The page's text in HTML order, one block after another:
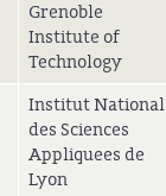
Grenoble
Institute of
Technology
Institut National
des Sciences
Appliquees de
Lyon